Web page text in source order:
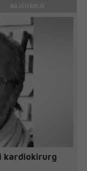
kardiokirurg